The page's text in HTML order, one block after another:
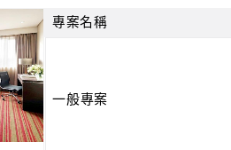
專案名稱
一般專案